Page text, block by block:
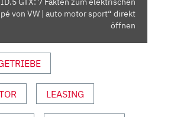
von VW | auto motor sport“ direkt
öffnen
LEASING